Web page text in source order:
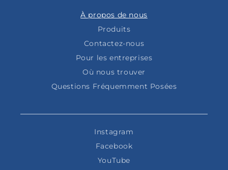
À propos de nous
Produits
Contactez-nous
Pour les entreprises
Où nous trouver
Questions Fréquemment Posées
Instagram
Facebook
YouTube